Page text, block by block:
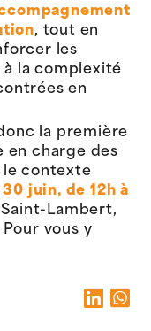
, tout en
les
la complexité
en
la première
en charge des
le contexte
30 juin, de 12h à
Saint-Lambert,
vous y